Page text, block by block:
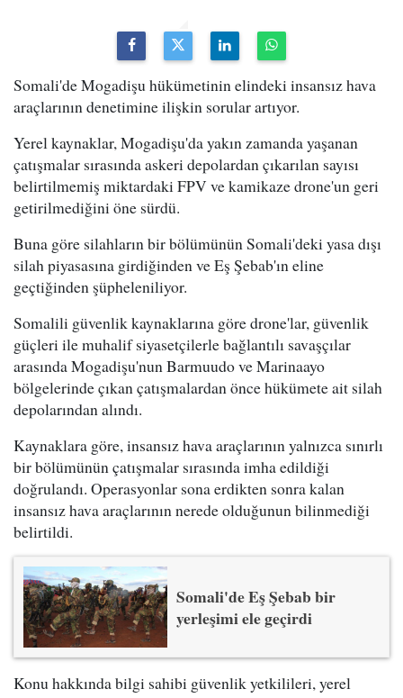
Somali'de Mogadişu hükümetinin elindeki insansız hava
araçlarının denetimine ilişkin sorular artıyor.
Yerel kaynaklar, Mogadişu'da yakın zamanda yaşanan
çatışmalar sırasında askeri depolardan çıkarılan sayısı
belirtilmemiş miktardaki FPV ve kamikaze drone'un geri
getirilmediğini öne sürdü.
Buna göre silahların bir bölümünün Somali'deki yasa dışı
silah piyasasına girdiğinden ve Eş Şebab'ın eline
geçtiğinden şüpheleniliyor.
Somalili güvenlik kaynaklarına göre drone'lar, güvenlik
güçleri ile muhalif siyasetçilerle bağlantılı savaşçılar
arasında Mogadişu'nun Barmuudo ve Marinaayo
bölgelerinde çıkan çatışmalardan önce hükümete ait silah
depolarından alındı.
Kaynaklara göre, insansız hava araçlarının yalnızca sınırlı
bir bölümünün çatışmalar sırasında imha edildiği
doğrulandı. Operasyonlar sona erdikten sonra kalan
insansız hava araçlarının nerede olduğunun bilinmediği
belirtildi.
Somali'de Eş Şebab bir
yerleşimi ele geçirdi
Konu hakkında bilgi sahibi güvenlik yetkilileri, yerel